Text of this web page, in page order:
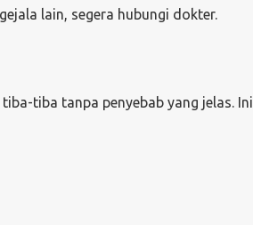
lain, segera hubungi dokter.
tiba tanpa penyebab yang jelas. Ini